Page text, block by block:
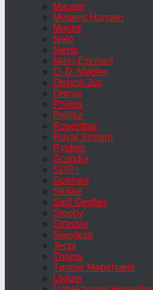
Mauser
Mogens Hansen
Montis
Nelo
Nesto
Niels Eilersen
O. D. Møbler
Omann Jun
Omnia
Philips
Profilia
Rosenthal
Royal System
Rykken
Scandia
SDR+
Sormani
Stokke
Stoll Giroflex
Stouby
Strässle
Swedese
Tecta
Thams
Tønder Møbelværk
Uldum